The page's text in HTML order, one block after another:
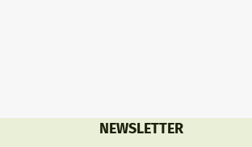
NEWSLETTER